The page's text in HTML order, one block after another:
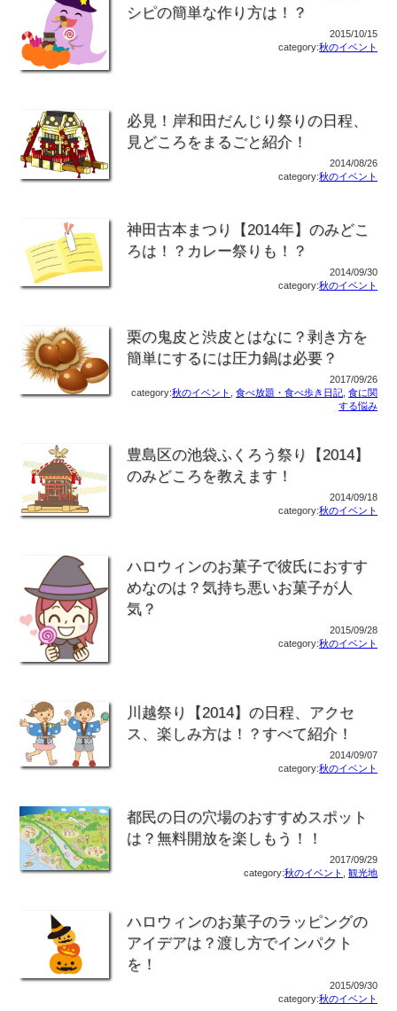
シピの簡単な作り方は！？
2015/10/15
category:秋のイベント
必見！岸和田だんじり祭りの日程、
見どころをまるごと紹介！
2014/08/26
category:秋のイベント
神田古本まつり【2014年】のみどこ
ろは！？カレー祭りも！？
2014/09/30
category:秋のイベント
栗の鬼皮と渋皮とはなに？剥き方を
簡単にするには圧力鍋は必要？
2017/09/26
category:秋のイベント ,食べ放題・食べ歩き日記 ,食に関
する悩み
豊島区の池袋ふくろう祭り【2014】
のみどころを教えます！
2014/09/18
category:秋のイベント
ハロウィンのお菓子で彼氏におすす
めなのは？気持ち悪いお菓子が人
気？
2015/09/28
category:秋のイベント
川越祭り【2014】の日程、アクセ
ス、楽しみ方は！？すべて紹介！
2014/09/07
category:秋のイベント
都民の日の穴場のおすすめスポット
は？無料開放を楽しもう！！
2017/09/29
category:秋のイベント ,観光地
ハロウィンのお菓子のラッピングの
アイデアは？渡し方でインパクト
を！
2015/09/30
category:秋のイベント